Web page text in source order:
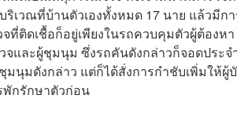
เวณที่บ้านตัวเองทั้งหมด 17 นาย แล้วมีก
ที่ติดเชื้อก็อยู่เพียงในรถควบคุมตัวผู้ต้องห
และผู้ชุมนุม ซึ่งรถคันดังกล่าวก็จอดประ
นุมดังกล่าว แต่ก็ได้สั่งการกำชับเพิ่มให้ผู้
พักรักษาตัวก่อน